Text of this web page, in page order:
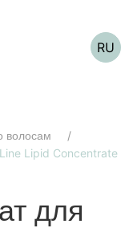
RU
волосам
Lipid Concentrate
для